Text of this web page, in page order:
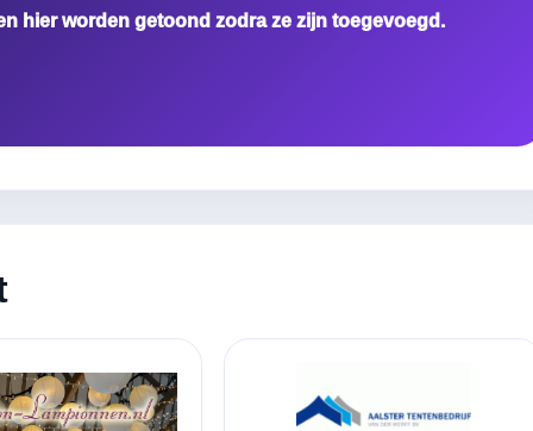
hier worden getoond zodra ze zijn toegevoegd.